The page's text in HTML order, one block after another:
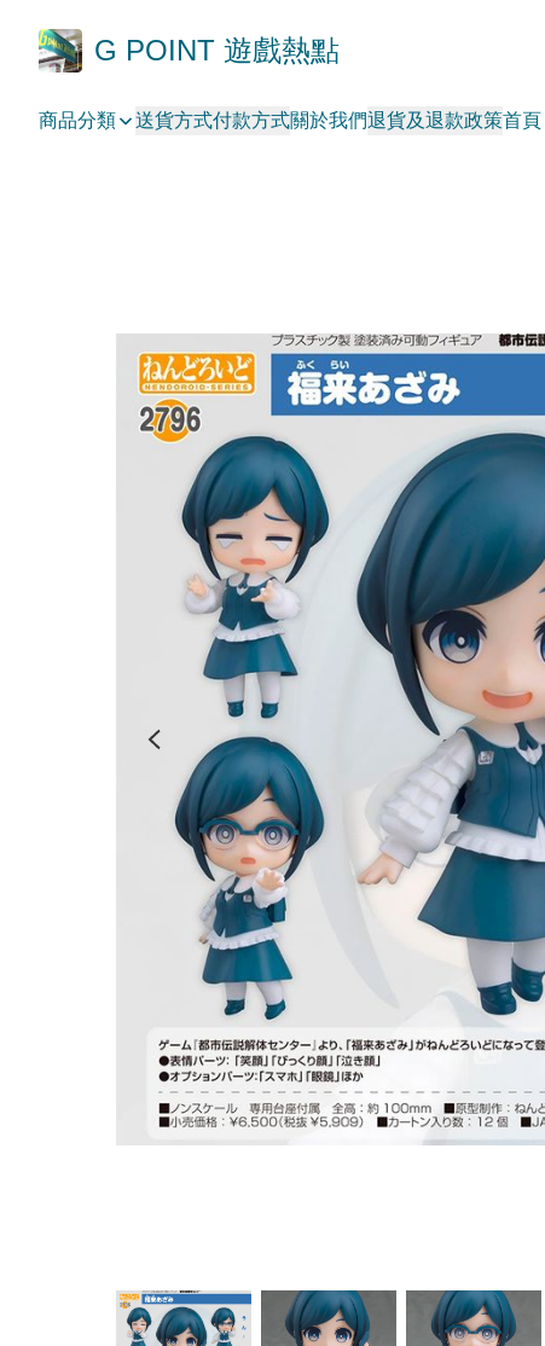
G POINT 遊戲熱點
商品分類 送貨方式付款方式關於我們退貨及退款政策首頁